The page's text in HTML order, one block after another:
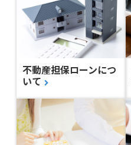
不動産担保ローンにつ
いて